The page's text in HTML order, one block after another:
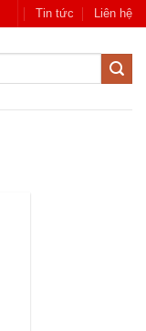
Tin tức Liên hệ